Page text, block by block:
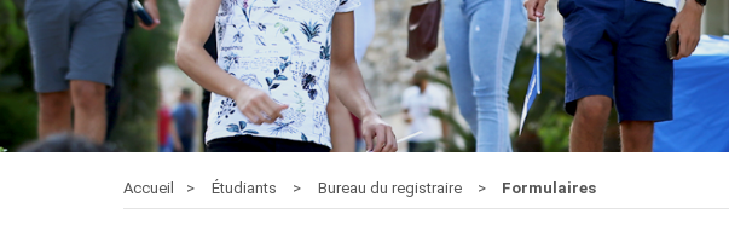
Accueil Étudiants Bureau du registraire Formulaires